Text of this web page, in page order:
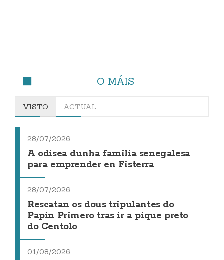
O MÁIS
VISTO ACTUAL
28/07/2026
A odisea dunha familia senegalesa
para emprender en Fisterra
28/07/2026
Rescatan os dous tripulantes do
Papin Primero tras ir a pique preto
do Centolo
01/08/2026